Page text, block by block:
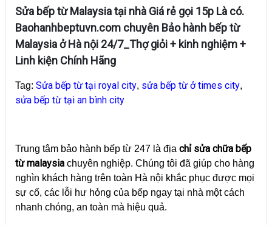
Sửa bếp từ Malaysia tại nhà Giá rẻ gọi 15p Là có.
Baohanhbeptuvn.com chuyên Bảo hành bếp từ
Malaysia ở Hà nội 24/7_Thợ giỏi + kinh nghiệm +
Linh kiện Chính Hãng
Tag: Sửa bếp từ tại royal city, sửa bếp từ ở times city,
sửa bếp từ tại an bình city
Trung tâm bảo hành bếp từ 247 là địa chỉ sửa chữa bếp
từ malaysia chuyên nghiệp. Chúng tôi đã giúp cho hàng
nghìn khách hàng trên toàn Hà nội khắc phục được mọi
sự cố, các lỗi hư hỏng của bếp ngay tại nhà một cách
nhanh chóng, an toàn mà hiệu quả.